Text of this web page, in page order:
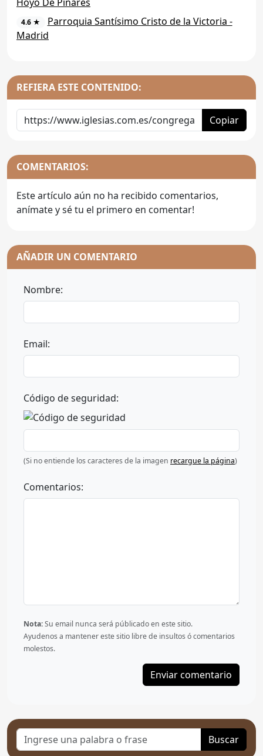
4.6 ★
Parroquia Santísimo Cristo de la Victoria -
Madrid
REFIERA ESTE CONTENIDO:
Copiar
COMENTARIOS:
Este artículo aún no ha recibido comentarios,
anímate y sé tu el primero en comentar!
AÑADIR UN COMENTARIO
Nombre:
Email:
Código de seguridad:
(Si no entiende los caracteres de la imagen recargue la página)
Comentarios:
Nota:Su email nunca será públicado en este sitio.
Ayudenos a mantener este sitio libre de insultos ó comentarios
molestos.
Buscar